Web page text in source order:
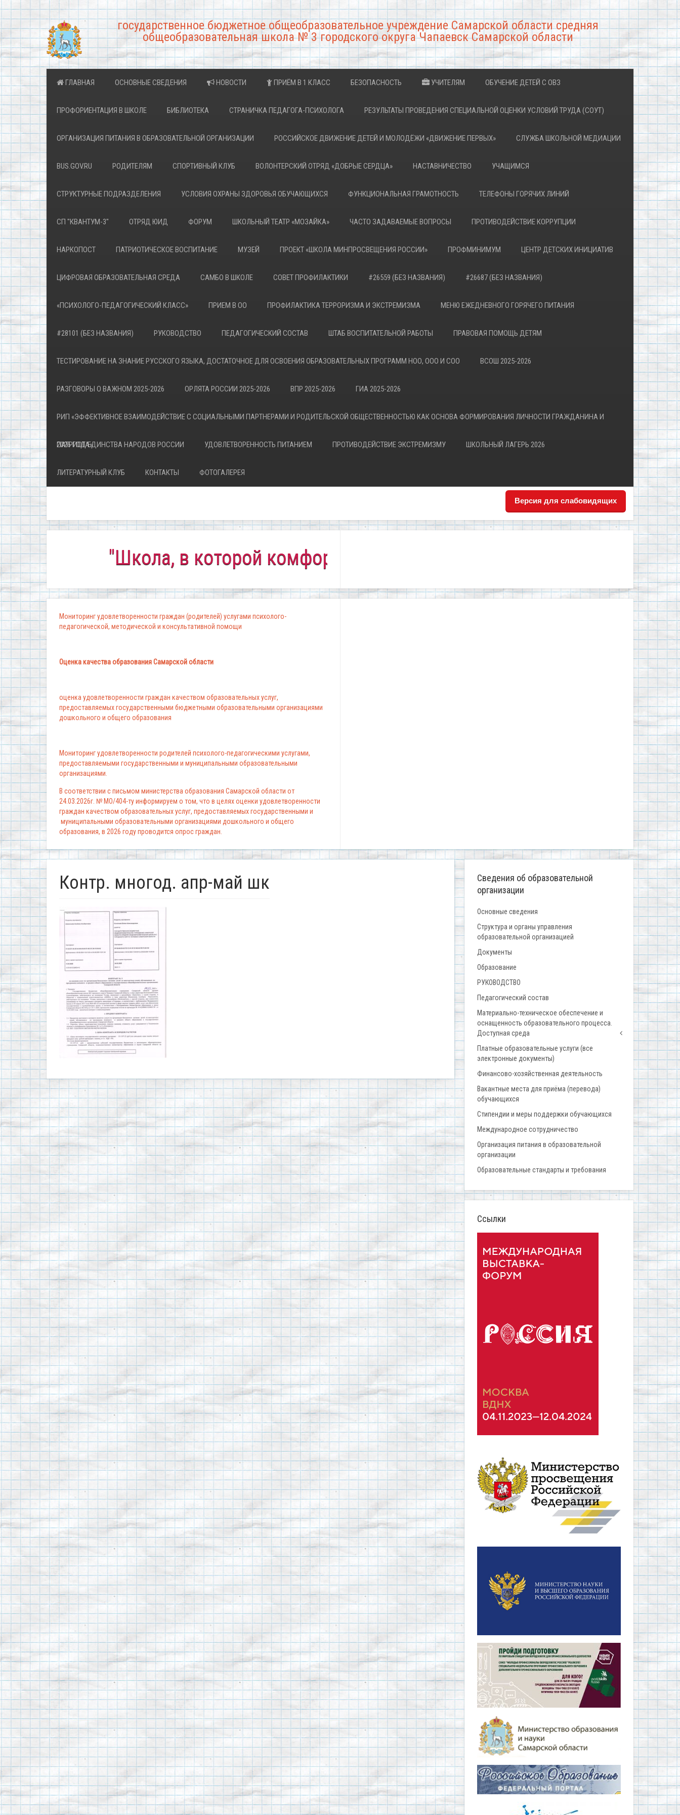
государственное бюджетное общеобразовательное учреждение Самарской области средняя
общеобразовательная школа № 3 городского округа Чапаевск Самарской области
ГЛАВНАЯ ОСНОВНЫЕ СВЕДЕНИЯ НОВОСТИ ПРИЁМ В 1 КЛАСС БЕЗОПАСНОСТЬ УЧИТЕЛЯМ ОБУЧЕНИЕ ДЕТЕЙ С ОВЗ
ПРОФОРИЕНТАЦИЯ В ШКОЛЕ БИБЛИОТЕКА СТРАНИЧКА ПЕДАГОГА-ПСИХОЛОГА РЕЗУЛЬТАТЫ ПРОВЕДЕНИЯ СПЕЦИАЛЬНОЙ ОЦЕНКИ УСЛОВИЙ ТРУДА (СОУТ)
ОРГАНИЗАЦИЯ ПИТАНИЯ В ОБРАЗОВАТЕЛЬНОЙ ОРГАНИЗАЦИИ РОССИЙСКОЕ ДВИЖЕНИЕ ДЕТЕЙ И МОЛОДЁЖИ «ДВИЖЕНИЕ ПЕРВЫХ» СЛУЖБА ШКОЛЬНОЙ МЕДИАЦИИ
BUS.GOV.RU РОДИТЕЛЯМ СПОРТИВНЫЙ КЛУБ ВОЛОНТЕРСКИЙ ОТРЯД «ДОБРЫЕ СЕРДЦА» НАСТАВНИЧЕСТВО УЧАЩИМСЯ
СТРУКТУРНЫЕ ПОДРАЗДЕЛЕНИЯ УСЛОВИЯ ОХРАНЫ ЗДОРОВЬЯ ОБУЧАЮЩИХСЯ ФУНКЦИОНАЛЬНАЯ ГРАМОТНОСТЬ ТЕЛЕФОНЫ ГОРЯЧИХ ЛИНИЙ
СП "КВАНТУМ-3" ОТРЯД ЮИД ФОРУМ ШКОЛЬНЫЙ ТЕАТР «МОЗАЙКА» ЧАСТО ЗАДАВАЕМЫЕ ВОПРОСЫ ПРОТИВОДЕЙСТВИЕ КОРРУПЦИИ
НАРКОПОСТ ПАТРИОТИЧЕСКОЕ ВОСПИТАНИЕ МУЗЕЙ ПРОЕКТ «ШКОЛА МИНПРОСВЕЩЕНИЯ РОССИИ» ПРОФМИНИМУМ ЦЕНТР ДЕТСКИХ ИНИЦИАТИВ
ЦИФРОВАЯ ОБРАЗОВАТЕЛЬНАЯ СРЕДА САМБО В ШКОЛЕ СОВЕТ ПРОФИЛАКТИКИ #26559 (БЕЗ НАЗВАНИЯ) #26687 (БЕЗ НАЗВАНИЯ)
«ПСИХОЛОГО-ПЕДАГОГИЧЕСКИЙ КЛАСС» ПРИЕМ В ОО ПРОФИЛАКТИКА ТЕРРОРИЗМА И ЭКСТРЕМИЗМА МЕНЮ ЕЖЕДНЕВНОГО ГОРЯЧЕГО ПИТАНИЯ
#28101 (БЕЗ НАЗВАНИЯ) РУКОВОДСТВО ПЕДАГОГИЧЕСКИЙ СОСТАВ ШТАБ ВОСПИТАТЕЛЬНОЙ РАБОТЫ ПРАВОВАЯ ПОМОЩЬ ДЕТЯМ
ТЕСТИРОВАНИЕ НА ЗНАНИЕ РУССКОГО ЯЗЫКА, ДОСТАТОЧНОЕ ДЛЯ ОСВОЕНИЯ ОБРАЗОВАТЕЛЬНЫХ ПРОГРАММ НОО, ООО И СОО ВСОШ 2025-2026
РАЗГОВОРЫ О ВАЖНОМ 2025-2026 ОРЛЯТА РОССИИ 2025-2026 ВПР 2025-2026 ГИА 2025-2026
РИП «ЭФФЕКТИВНОЕ ВЗАИМОДЕЙСТВИЕ С СОЦИАЛЬНЫМИ ПАРТНЕРАМИ И РОДИТЕЛЬСКОЙ ОБЩЕСТВЕННОСТЬЮ КАК ОСНОВА ФОРМИРОВАНИЯ ЛИЧНОСТИ ГРАЖДАНИНА И
ПАТРИОТА»
2026 ГОД ЕДИНСТВА НАРОДОВ РОССИИ УДОВЛЕТВОРЕННОСТЬ ПИТАНИЕМ ПРОТИВОДЕЙСТВИЕ ЭКСТРЕМИЗМУ ШКОЛЬНЫЙ ЛАГЕРЬ 2026
ЛИТЕРАТУРНЫЙ КЛУБ КОНТАКТЫ ФОТОГАЛЕРЕЯ
Версия для слабовидящих
"Школа, в которой комфортно всем!"
Мониторинг удовлетворенности граждан (родителей) услугами психолого-
педагогической, методической и консультативной помощи
Оценка качества образования Самарской области
оценка удовлетворенности граждан качеством образовательных услуг,
предоставляемых государственными бюджетными образовательными организациями
дошкольного и общего образования
Мониторинг удовлетворенности родителей психолого-педагогическими услугами,
предоставляемыми государственными и муниципальными образовательными
организациями.
В соответствии с письмом министерства образования Самарской области от
24.03.2026г. № МО/404-ту информируем о том, что в целях оценки удовлетворенности
граждан качеством образовательных услуг, предоставляемых государственными и
муниципальными образовательными организациями дошкольного и общего
образования, в 2026 году проводится опрос граждан.
Контр. многод. апр-май шк
Сведения об образовательной
организации
Основные сведения
Структура и органы управления
образовательной организацией
Документы
Образование
РУКОВОДСТВО
Педагогический состав
Материально-техническое обеспечение и
оснащенность образовательного процесса.
Доступная среда
Платные образовательные услуги (все
электронные документы)
Финансово-хозяйственная деятельность
Вакантные места для приёма (перевода)
обучающихся
Стипендии и меры поддержки обучающихся
Международное сотрудничество
Организация питания в образовательной
организации
Образовательные стандарты и требования
Ссылки